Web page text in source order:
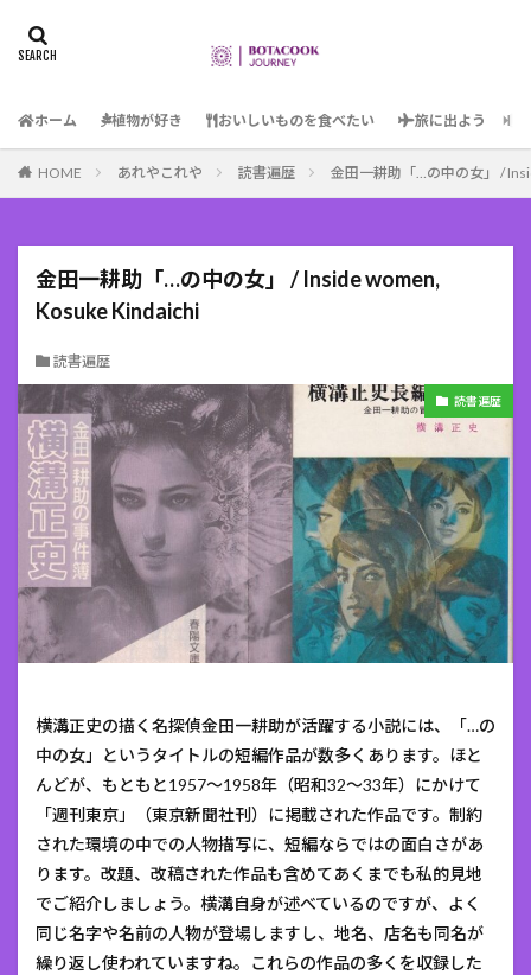
ホーム 植物が好き おいしいものを食べたい 旅に出よう
HOME あれやこれや 読書遍歴 金田一耕助「…の中の女」 /
金田一耕助「…の中の女」 / Inside women,
Kosuke Kindaichi
読書遍歴
読書遍歴
横溝正史の描く名探偵金田一耕助が活躍する小説には、「…の
中の女」というタイトルの短編作品が数多くあります。ほと
んどが、もともと1957～1958年（昭和32～33年）にかけて
「週刊東京」（東京新聞社刊）に掲載された作品です。制約
された環境の中での人物描写に、短編ならではの面白さがあ
ります。改題、改稿された作品も含めてあくまでも私的見地
でご紹介しましょう。横溝自身が述べているのですが、よく
同じ名字や名前の人物が登場しますし、地名、店名も同名が
繰り返し使われていますね。これらの作品の多くを収録した